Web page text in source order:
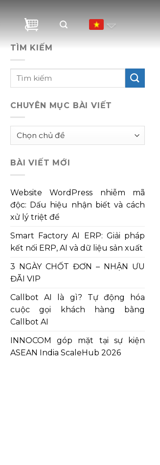
TÌM KIẾM
CHUYÊN MỤC BÀI VIẾT
Chuyên
viết
BÀI VIẾT MỚI
Website WordPress nhiễm mã
độc: Dấu hiệu nhận biết và cách
xử lý triệt để
Smart Factory AI ERP: Giải pháp
kết nối ERP, AI và dữ liệu sản xuất
3 NGÀY CHỐT ĐƠN – NHẬN ƯU
ĐÃI VIP
Callbot AI là gì? Tự động hóa
cuộc gọi khách hàng bằng
Callbot AI
INNOCOM góp mặt tại sự kiện
ASEAN India ScaleHub 2026